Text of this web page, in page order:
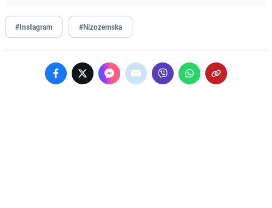
#Instagram #Nizozemska